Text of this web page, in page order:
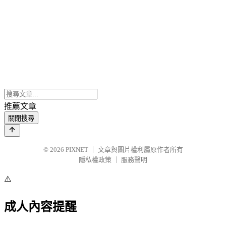
推薦文章
關閉搜尋
© 2026 PIXNET
文章與圖片權利屬原作者所有
隱私權政策
服務聲明
⚠️
成人內容提醒